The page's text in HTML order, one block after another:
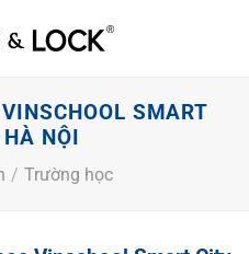
SMART
NỘI
/ Trường học